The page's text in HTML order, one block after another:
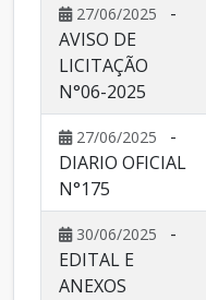
27/06/2025
-
AVISO DE
LICITAÇÃO
N°06-2025
27/06/2025
-
DIARIO OFICIAL
N°175
30/06/2025
-
EDITAL E
ANEXOS